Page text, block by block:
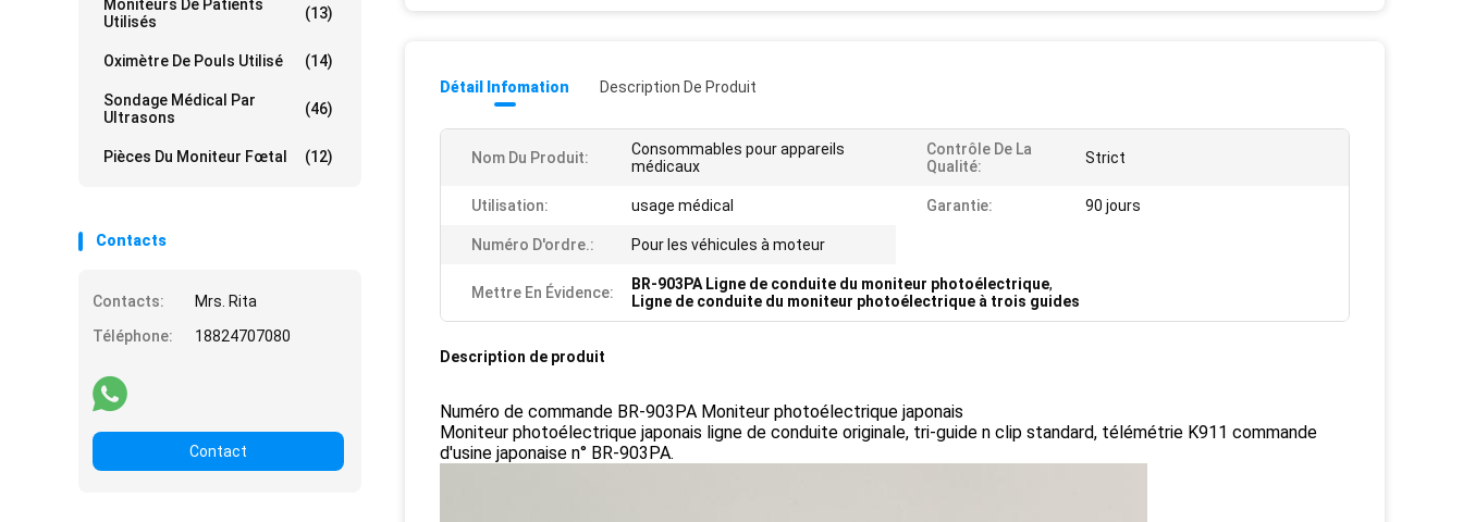
Moniteurs De Patients
Utilisés
(13)
Oximètre De Pouls Utilisé (14)
Sondage Médical Par
Ultrasons
(46)
Pièces Du Moniteur Fœtal (12)
Contacts
Contacts:
Mrs. Rita
Téléphone:
18824707080
Contact
Détail Infomation Description De Produit
Nom Du Produit:
Consommables pour appareils
médicaux
Contrôle De La
Qualité:
Strict
Utilisation: usage médical Garantie: 90 jours
Numéro D'ordre.: Pour les véhicules à moteur
Mettre En Évidence: BR-903PA Ligne de conduite du moniteur photoélectrique,
Ligne de conduite du moniteur photoélectrique à trois guides
Description de produit
Numéro de commande BR-903PA Moniteur photoélectrique japonais
Moniteur photoélectrique japonais ligne de conduite originale, tri-guide n clip standard, télémétrie K911 commande
d'usine japonaise n° BR-903PA.